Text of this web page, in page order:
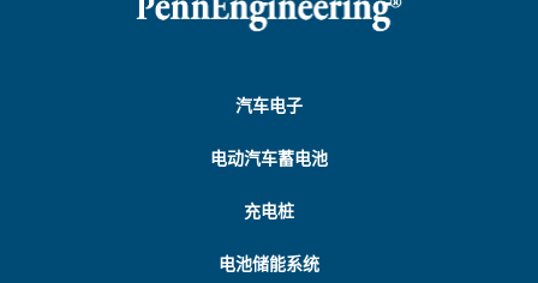
汽车电子
电动汽车蓄电池
充电桩
电池储能系统